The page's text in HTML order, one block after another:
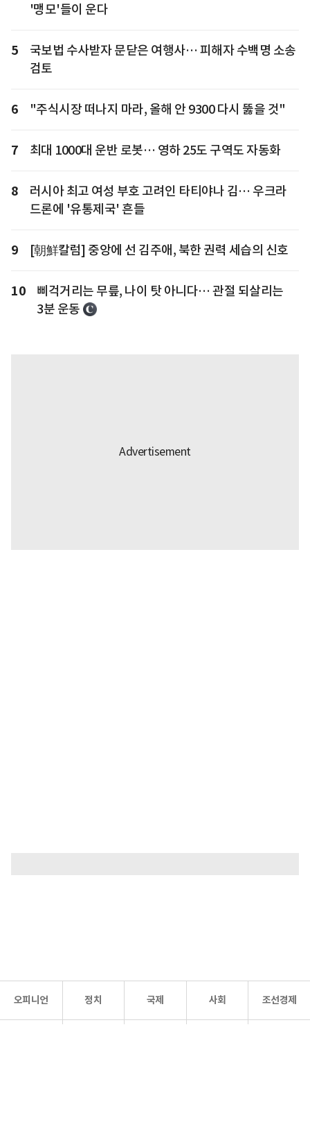
'맹모'들이 운다
5
국보법 수사받자 문닫은 여행사… 피해자 수백명 소송
검토
6 "주식시장 떠나지 마라, 올해 안 9300 다시 뚫을 것"
7 최대 1000대 운반 로봇… 영하 25도 구역도 자동화
8
러시아 최고 여성 부호 고려인 타티야나 김… 우크라
드론에 '유통제국' 흔들
9 [朝鮮칼럼] 중앙에 선 김주애, 북한 권력 세습의 신호
10
삐걱거리는 무릎, 나이 탓 아니다… 관절 되살리는
3분 운동
오피니언 정치 국제 사회 조선경제